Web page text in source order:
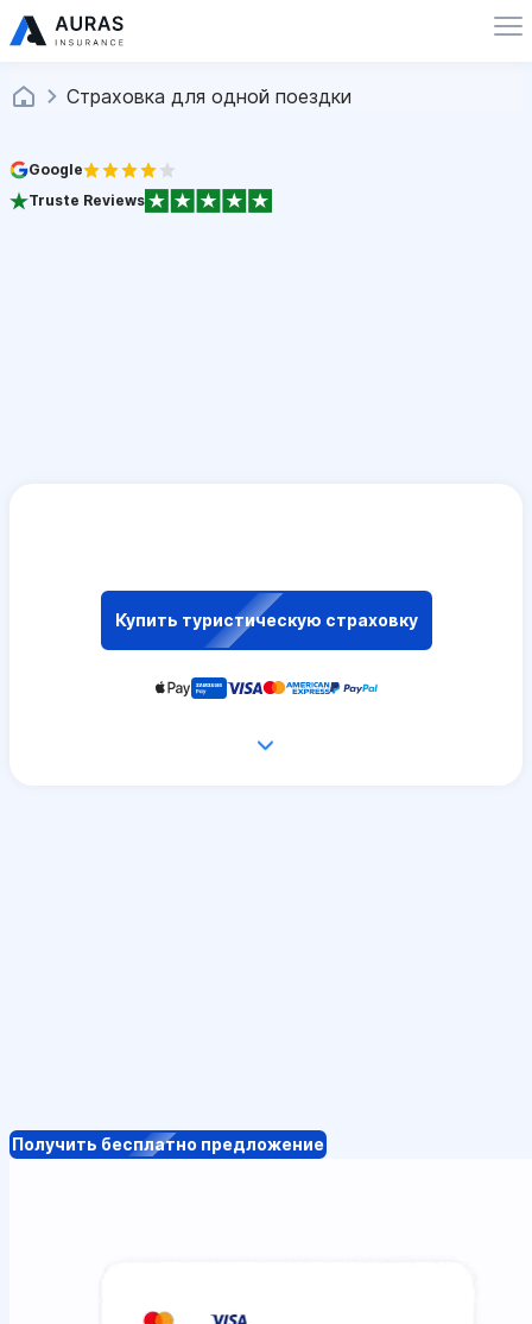
Страховка для одной поездки
Google
Truste Reviews
Купить туристическую страховку
Получить бесплатно предложение